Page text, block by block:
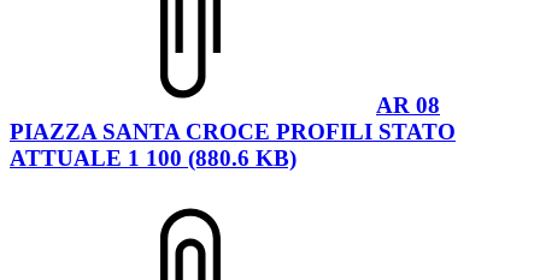
AR 08
PIAZZA SANTA CROCE PROFILI STATO
ATTUALE 1 100 (880.6 KB)